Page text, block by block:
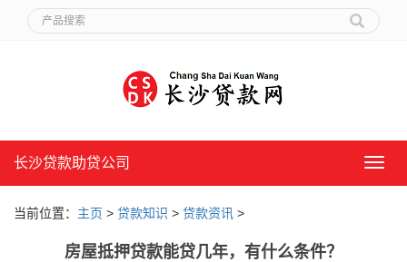
长
长沙贷款助贷公司
当前位置： 主页 > 贷款知识 > 贷款资讯 >
房屋抵押贷款能贷几年，有什么条件？